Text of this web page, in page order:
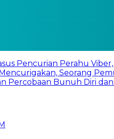
Pencurian Perahu
Seorang
Percobaan Bunuh Diri